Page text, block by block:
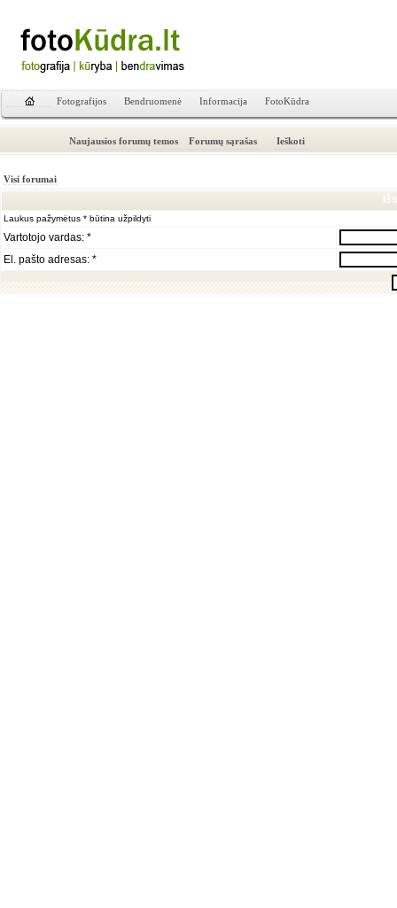
Fotografijos Bendruomenė Informacija FotoKūdra
Naujausios forumų temos Forumų sąrašas Ieškoti
Visi forumai
Laukus pažymėtus * būtina užpildyti
Vartotojo vardas: *
El. pašto adresas: *